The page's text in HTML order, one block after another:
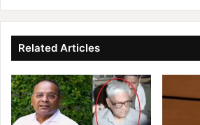
e
e
:
अ
ब
त्स
व
:
सं
त
प
Related Articles